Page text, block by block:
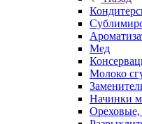
Мед
Молоко
Начинки